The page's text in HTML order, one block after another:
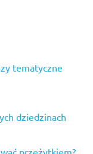
tematyczne
dziedzinach